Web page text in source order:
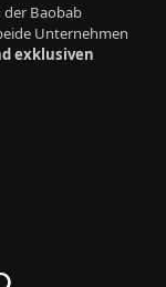
der Baobab
Unternehmen
exklusiven